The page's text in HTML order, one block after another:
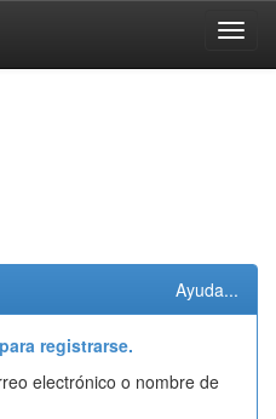
Ayuda...
registrarse.
electrónico o nombre de